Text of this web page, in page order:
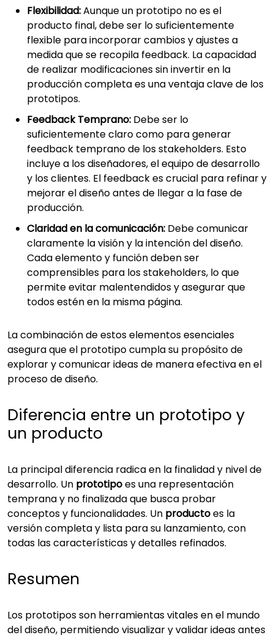
Flexibilidad:Aunque un prototipo no es el
producto final, debe ser lo suficientemente
flexible para incorporar cambios y ajustes a
medida que se recopila feedback. La capacidad
de realizar modificaciones sin invertir en la
producción completa es una ventaja clave de los
prototipos.
Feedback Temprano: Debe ser lo
suficientemente claro como para generar
feedback temprano de los stakeholders. Esto
incluye a los diseñadores, el equipo de desarrollo
y los clientes. El feedback es crucial para refinar y
mejorar el diseño antes de llegar a la fase de
producción.
Claridad en la comunicación: Debe comunicar
claramente la visión y la intención del diseño.
Cada elemento y función deben ser
comprensibles para los stakeholders, lo que
permite evitar malentendidos y asegurar que
todos estén en la misma página.
La combinación de estos elementos esenciales
asegura que el prototipo cumpla su propósito de
explorar y comunicar ideas de manera efectiva en el
proceso de diseño.
Diferencia entre un prototipo y
un producto
La principal diferencia radica en la finalidad y nivel de
desarrollo. Un prototipoes una representación
temprana y no finalizada que busca probar
conceptos y funcionalidades. Un productoes la
versión completa y lista para su lanzamiento, con
todas las características y detalles refinados.
Resumen
Los prototipos son herramientas vitales en el mundo
del diseño, permitiendo visualizar y validar ideas antes